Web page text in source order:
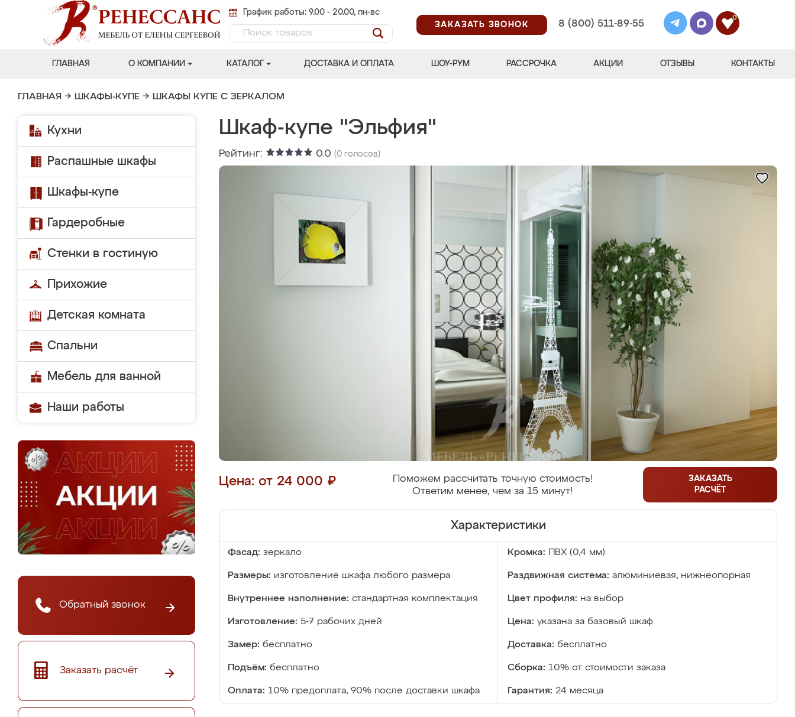
График работы: 9.00 - 20.00, пн-вс
ЗАКАЗАТЬ ЗВОНОК
8 (800) 511-89-55
0
ГЛАВНАЯ О КОМПАНИИ КАТАЛОГ ДОСТАВКА И ОПЛАТА ШОУ-РУМ РАССРОЧКА АКЦИИ ОТЗЫВЫ КОНТАКТЫ
ГЛАВНАЯ → ШКАФЫ-КУПЕ → ШКАФЫ КУПЕ С ЗЕРКАЛОМ
Кухни
Распашные шкафы
Шкафы-купе
Гардеробные
Стенки в гостиную
Прихожие
Детская комната
Спальни
Мебель для ванной
Наши работы
Обратный звонок
Заказать расчёт
Шкаф-купе "Эльфия"
Рейтинг: 0.0 (0 голосов)
Цена: от 24 000 ₽
Поможем рассчитать точную стоимость!
Ответим менее, чем за 15 минут!
ЗАКАЗАТЬ
РАСЧЁТ
Характеристики
Фасад: зеркало Кромка: ПВХ (0,4 мм)
Размеры: изготовление шкафа любого размера Раздвижная система: алюминиевая, нижнеопорная
Внутреннее наполнение: стандартная комплектация Цвет профиля: на выбор
Изготовление: 5-7 рабочих дней Цена: указана за базовый шкаф
Замер: бесплатно Доставка: бесплатно
Подъём: бесплатно Сборка: 10% от стоимости заказа
Оплата: 10% предоплата, 90% после доставки шкафа Гарантия: 24 месяца